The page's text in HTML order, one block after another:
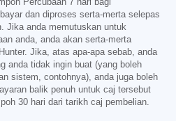
dan diproses serta-merta selepas
Jika anda memutuskan untuk
anda, anda akan serta-merta
Jika, atas apa-apa sebab, anda
anda tidak ingin buat (yang boleh
sistem, contohnya), anda juga boleh
balik penuh untuk caj tersebut
30 hari dari tarikh caj pembelian.